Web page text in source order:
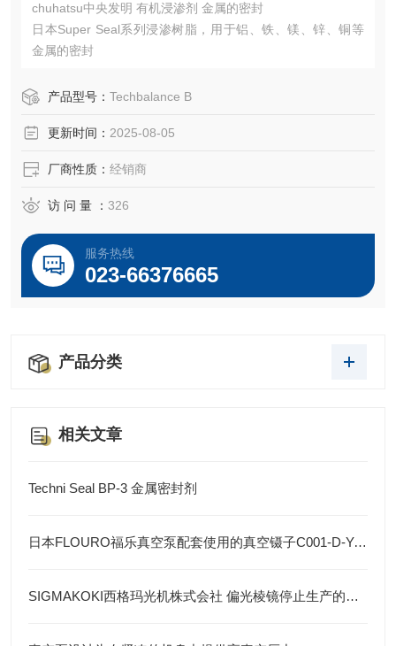
chuhatsu中央发明 有机浸渗剂 金属的密封
日本Super Seal系列浸渗树脂，用于铝、铁、镁、锌、铜等
金属的密封
产品型号： Techbalance B
更新时间： 2025-08-05
厂商性质： 经销商
访 问 量 ： 326
服务热线
023-66376665
产品分类
相关文章
Techni Seal BP-3 金属密封剂
日本FLOURO福乐真空泵配套使用的真空镊子C001-D-Y-100
SIGMAKOKI西格玛光机株式会社 偏光棱镜停止生产的通知